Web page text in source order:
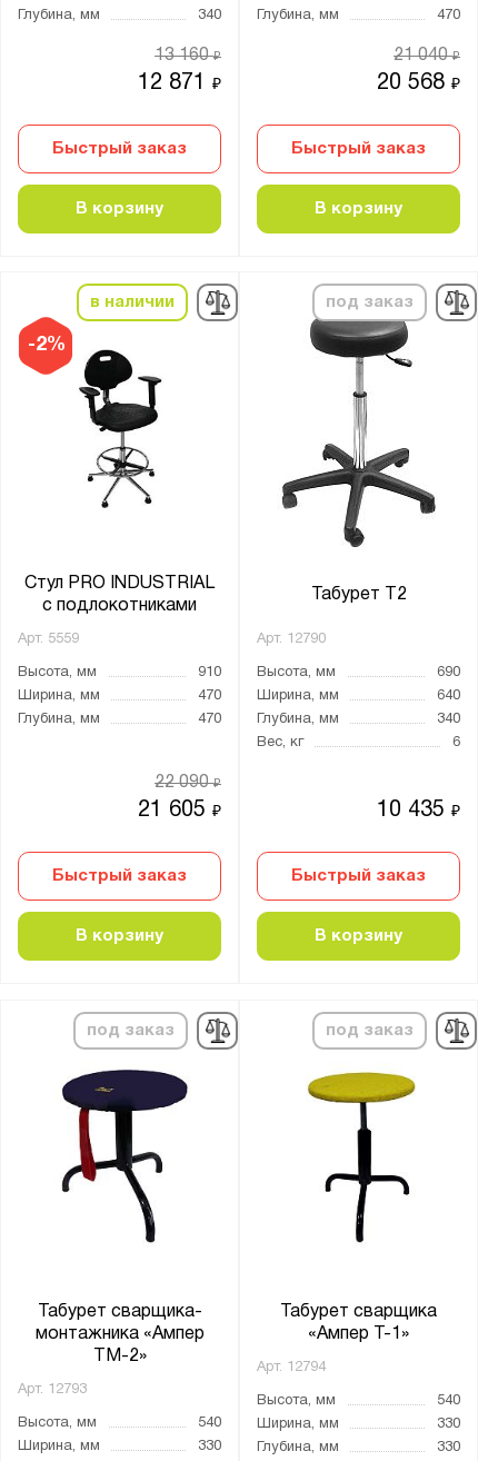
Глубина, мм
340
12 871₽
13 160₽
Быстрый заказ
В корзину
Глубина, мм
470
20 568₽
21 040₽
Быстрый заказ
В корзину
-2%
в наличии
Стул PRO INDUSTRIAL
с подлокотниками
Арт. 5559
Высота, мм
910
Ширина, мм
470
Глубина, мм
470
21 605₽
22 090₽
Быстрый заказ
В корзину
под заказ
Табурет Т2
Арт. 12790
Высота, мм
690
Ширина, мм
640
Глубина, мм
340
Вес, кг
6
10 435₽
Быстрый заказ
В корзину
под заказ
Табурет сварщика-
монтажника «Ампер
ТМ-2»
Арт. 12793
Высота, мм
540
Ширина, мм
330
под заказ
Табурет сварщика
«Ампер Т-1»
Арт. 12794
Высота, мм
540
Ширина, мм
330
Глубина, мм
330
Пластик
Россия
Производитель:
Gresson
Верстакофф
Диком
Предприятие ДВК
Промет
Ампер
Тета
Показать